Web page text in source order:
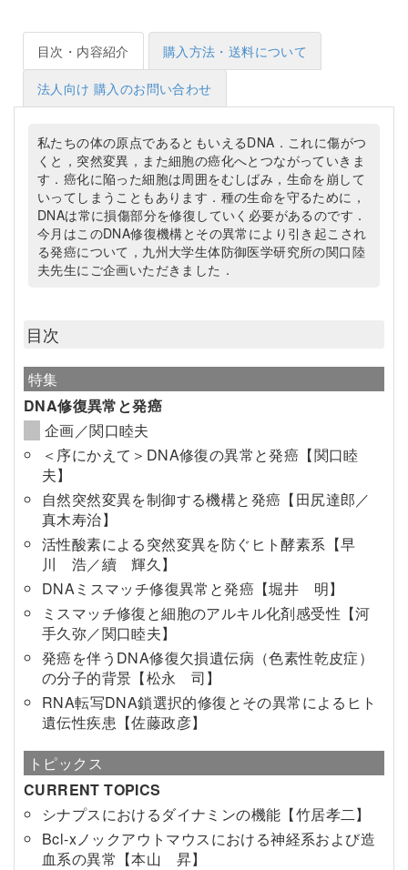
目次・内容紹介 購入方法・送料について
法人向け 購入のお問い合わせ
私たちの体の原点であるともいえるDNA．これに傷がつ
くと，突然変異，また細胞の癌化へとつながっていきま
す．癌化に陥った細胞は周囲をむしばみ，生命を崩して
いってしまうこともあります．種の生命を守るために，
DNAは常に損傷部分を修復していく必要があるのです．
今月はこのDNA修復機構とその異常により引き起こされ
る発癌について，九州大学生体防御医学研究所の関口陸
夫先生にご企画いただきました．
目次
特集
DNA修復異常と発癌
企画／関口睦夫
＜序にかえて＞DNA修復の異常と発癌【関口睦
夫】
自然突然変異を制御する機構と発癌【田尻達郎／
真木寿治】
活性酸素による突然変異を防ぐヒト酵素系【早
川 浩／續 輝久】
DNAミスマッチ修復異常と発癌【堀井 明】
ミスマッチ修復と細胞のアルキル化剤感受性【河
手久弥／関口睦夫】
発癌を伴うDNA修復欠損遺伝病（色素性乾皮症）
の分子的背景【松永 司】
RNA転写DNA鎖選択的修復とその異常によるヒト
遺伝性疾患【佐藤政彦】
トピックス
CURRENT TOPICS
シナプスにおけるダイナミンの機能【竹居孝二】
Bcl-xノックアウトマウスにおける神経系および造
血系の異常【本山 昇】